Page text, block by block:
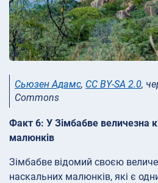
Сьюзен Адамс, CC BY-SA 2.0,
Commons
Факт 6: У Зімбабве величезна
малюнків
Зімбабве відомий своєю
наскальних малюнків, які є